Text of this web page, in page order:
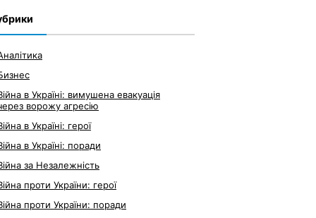
в Україні: вимушена евакуація
ворожу агресію
в Україні: герої
в Україні: поради
за Незалежність
проти України: герої
проти України: поради